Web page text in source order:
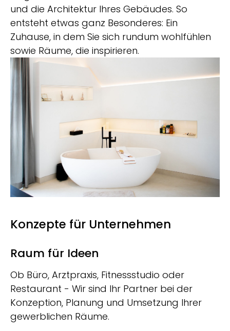
und die Architektur Ihres Gebäudes. So
entsteht etwas ganz Besonderes: Ein
Zuhause, in dem Sie sich rundum wohlfühlen
sowie Räume, die inspirieren.
Konzepte für Unternehmen
Raum für Ideen
Ob Büro, Arztpraxis, Fitnessstudio oder
Restaurant - Wir sind Ihr Partner bei der
Konzeption, Planung und Umsetzung Ihrer
gewerblichen Räume.